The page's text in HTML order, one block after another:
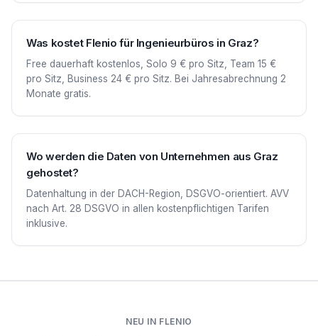
Was kostet Flenio für Ingenieurbüros in Graz?
Free dauerhaft kostenlos, Solo 9 € pro Sitz, Team 15 €
pro Sitz, Business 24 € pro Sitz. Bei Jahresabrechnung 2
Monate gratis.
Wo werden die Daten von Unternehmen aus Graz
gehostet?
Datenhaltung in der DACH-Region, DSGVO-orientiert. AVV
nach Art. 28 DSGVO in allen kostenpflichtigen Tarifen
inklusive.
NEU IN FLENIO